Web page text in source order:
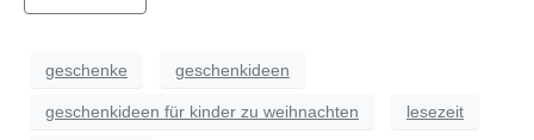
geschenke geschenkideen
geschenkideen für kinder zu weihnachten lesezeit